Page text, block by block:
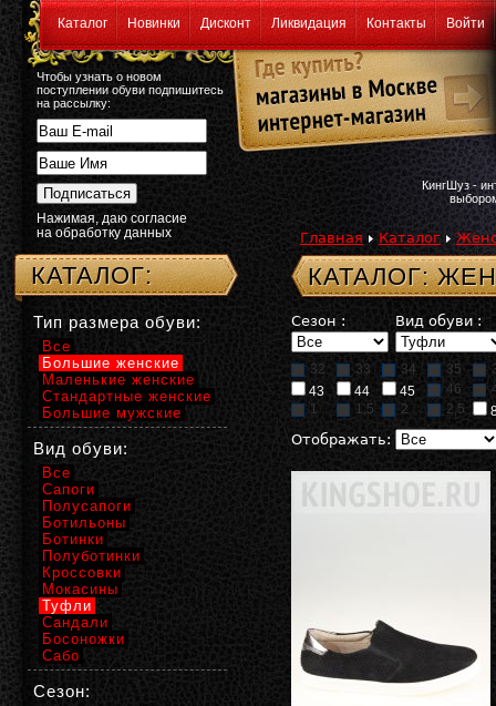
Каталог Новинки Дисконт Ликвидация Контакты Войти
Чтобы узнать о новом
поступлении обуви подпишитесь
на рассылку:
Нажимая, даю согласие
на обработку данных
КингШуз -
Главная Каталог
КАТАЛОГ:
Сезон : Вид обуви :
32 33 34 35
43
44 45 46
1
1,5 2 2,5
Отображать:
КАТАЛОГ:
Тип размера обуви:
Все
Большие женские
Маленькие женские
Стандартные женские
Большие мужские
Вид обуви:
Все
Сапоги
Полусапоги
Ботильоны
Ботинки
Полуботинки
Кроссовки
Мокасины
Туфли
Сандали
Босоножки
Сабо
Сезон: